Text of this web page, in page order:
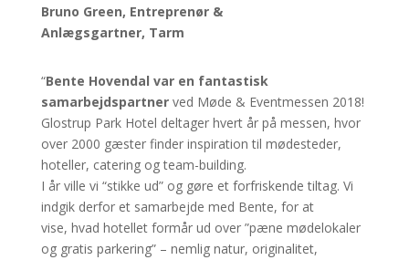
Bruno Green, Entreprenør &
Anlægsgartner, Tarm
“Bente Hovendal var en fantastisk
samarbejdspartner ved Møde & Eventmessen 2018!
Glostrup Park Hotel deltager hvert år på messen, hvor
over 2000 gæster finder inspiration til mødesteder,
hoteller, catering og team-building.
I år ville vi “stikke ud” og gøre et forfriskende tiltag. Vi
indgik derfor et samarbejde med Bente, for at
vise, hvad hotellet formår ud over ”pæne mødelokaler
og gratis parkering”– nemlig natur, originalitet,